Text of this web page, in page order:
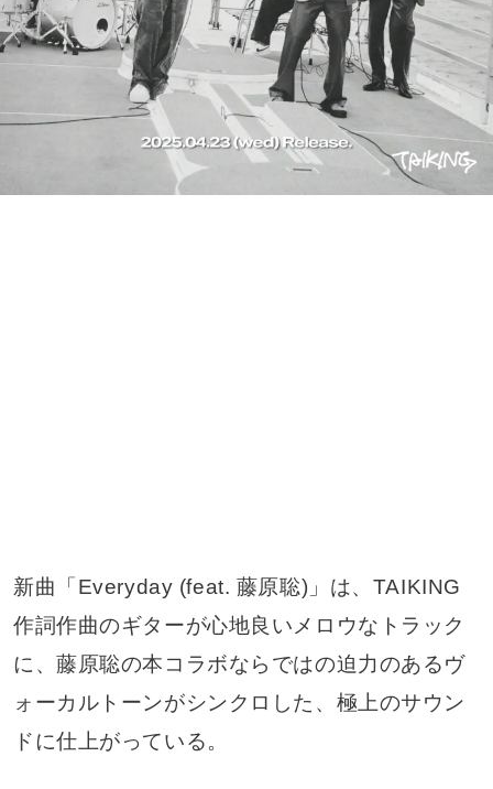
新曲「Everyday (feat. 藤原聡)」は、TAIKING
作詞作曲のギターが心地良いメロウなトラック
に、藤原聡の本コラボならではの迫力のあるヴ
ォーカルトーンがシンクロした、極上のサウン
ドに仕上がっている。